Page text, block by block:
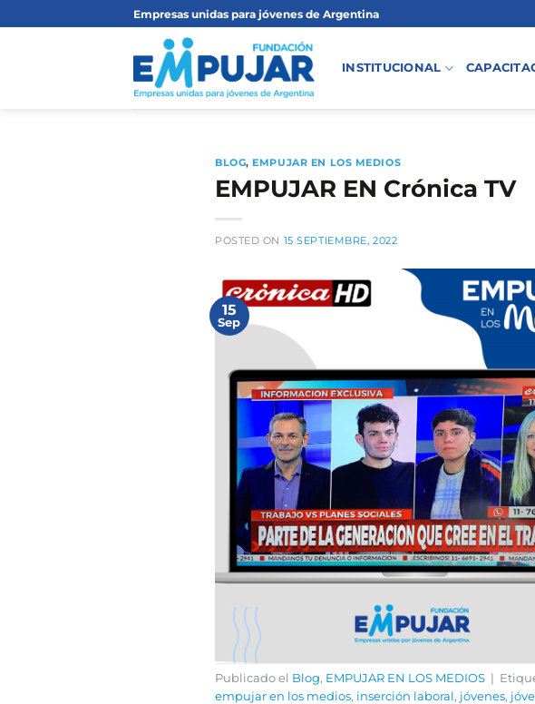
al
Empresas unidas para jóvenes de Argentina
INSTITUCIONAL
BLOG, EMPUJAR EN LOS MEDIOS
EMPUJAR EN Crónica TV
POSTED ON 15 SEPTIEMBRE, 2022
15
Sep
Publicado el Blog, EMPUJAR EN LOS MEDIOS
empujar en los medios, inserción laboral , jóvenes,